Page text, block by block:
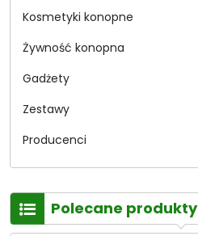
Kosmetyki konopne
Żywność konopna
Gadżety
Zestawy
Producenci
Polecane produkty